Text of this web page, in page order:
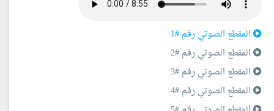
المقطع الصوتي رقم #1
المقطع الصوتي رقم #2
المقطع الصوتي رقم #3
المقطع الصوتي رقم #4